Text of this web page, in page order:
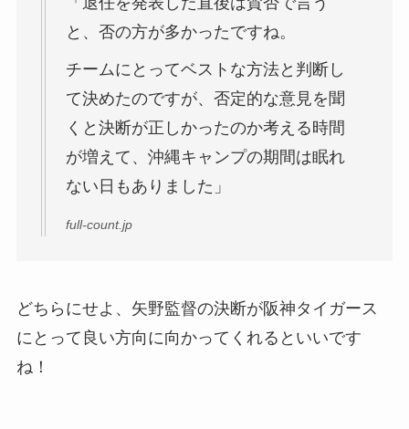
と、否の方が多かったですね。
チームにとってベストな方法と判断し
て決めたのですが、否定的な意見を聞
くと決断が正しかったのか考える時間
が増えて、沖縄キャンプの期間は眠れ
ない日もありました」
full-count.jp
どちらにせよ、矢野監督の決断が阪神タイガース
にとって良い方向に向かってくれるといいです
ね！